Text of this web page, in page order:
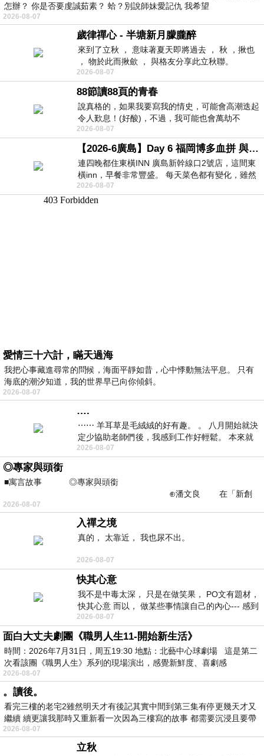
怎辦？ 你是否要虔誠茹素？ 蛤？別說師妹愛記仇 我希望
2026-08-07
歲律禪心 - 半塘新月朦朧醉
來到了立秋 ， 意味著夏天即將過去 ， 秋 ，揪也
， 物於此而揪歛 ， 與格友分享此立秋聯。
2026-08-07
88節讀88頁的青春
說真格的，如果我要寫我的情史，可能會高潮迭起
令人歎息！(好酸)，不過，我可能也會萬劫不
復...，每天跪鍵盤還是被判了花心的罪
2026-08-07
【2026-6廣島】Day 6 福岡博多血拼 與機場接送少年司機深夜對談
連四晚都住東橫INN 廣島新幹線口2號店，這間東
橫inn，早餐非常豐盛。 每天菜色都有變化，雖然
看到工作人員拿出料理包加熱，但
2026-08-07
愛情三十六計，瞞天過海
我把心事藏進尋常的問候，海面平靜如昔，心中悸動無法平息。 只有
海底的潮汐知道，我的世界早已向你傾斜。
2026-08-07
….
⋯⋯ 羊耳草是毛絨絨的好有趣。 。 八月開始就決
定少協助老師們後，我感到工作好輕鬆。 本來就
不是我的工作啊。 真
2026-08-07
◎專家與頭銜
■寓言故事 ◎專家與頭銜
⊕潘文良 在「新創
之谷」裡——
2026-08-07
入禪之境
真的， 太靠近， 我也尿不出。
2026-08-07
快其心意
我不是中毒太深， 只是在做笑果， PO文有題材，
快其心意 而以， 做某些事情讓自己的內心--- 感到
愉快。
2026-08-07
面白大丈夫劇團《職男人生11-開始新生活》
時間：2026年7月31日，周五19:30 地點：北藝中心球劇場 這是第二
次看該團《職男人生》系列的現場演出，感覺新鮮度、喜劇感
2026-08-07
。讀後。
看完三樓的老宅2雖然明天才有後記其實中間到第三集有停更幾天才又
繼續 續更讓我那時又重新看一次因為三樓寫的故事 都需要沉浸且要帶
有
2026-08-07
立秋